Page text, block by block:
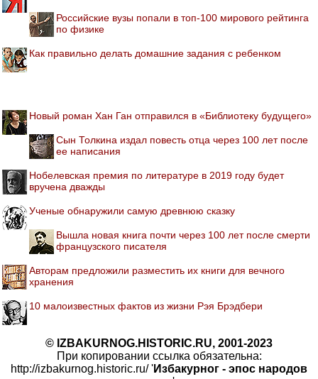
Российские вузы попали в топ-100 мирового рейтинга
по физике
Как правильно делать домашние задания с ребенком
Новый роман Хан Ган отправился в «Библиотеку будущего»
Сын Толкина издал повесть отца через 100 лет после
ее написания
Нобелевская премия по литературе в 2019 году будет
вручена дважды
Ученые обнаружили самую древнюю сказку
Вышла новая книга почти через 100 лет после смерти
французского писателя
Авторам предложили разместить их книги для вечного
хранения
10 малоизвестных фактов из жизни Рэя Брэдбери
© IZBAKURNOG.HISTORIC.RU, 2001-2023
При копировании ссылка обязательна:
http://izbakurnog.historic.ru/ 'Избакурног - эпос народов